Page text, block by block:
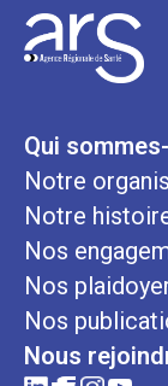
Qui
Notre
Notre
Nos
Nos
Nos
Nous